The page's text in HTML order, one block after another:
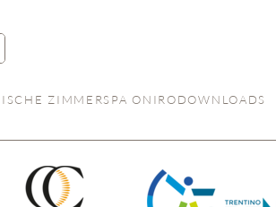
ZIMMERSPA ONIRODOWNLOADS